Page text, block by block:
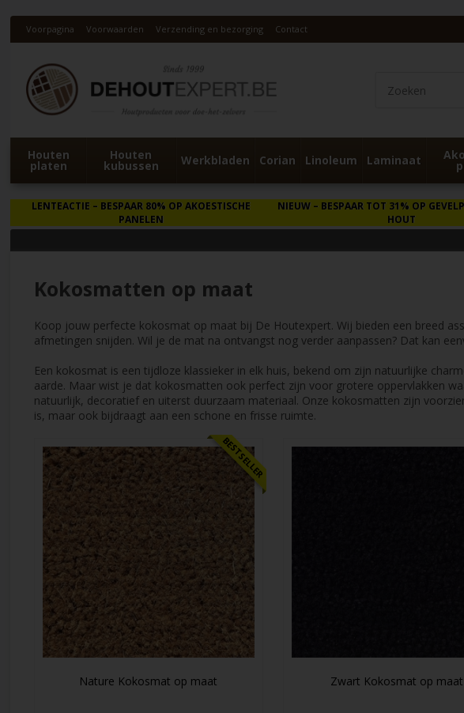
Voorpagina Voorwaarden Verzending en bezorging Contact
Houten
platen
Houten
kubussen Werkbladen Corian Linoleum Laminaat
LENTEACTIE– BESPAAR 80% OP AKOESTISCHE
PANELEN
NIEUW– BESPAAR TOT 31% OP
HOUT
Kokosmatten op maat
Koop jouw perfecte kokosmat op maat bij De Houtexpert. Wij bieden een breed
afmetingen snijden. Wil je de mat na ontvangst nog verder aanpassen? Dat kan
Een kokosmat is een tijdloze klassieker in elk huis, bekend om zijn natuurlijke
aarde. Maar wist je dat kokosmatten ook perfect zijn voor grotere oppervlakken
natuurlijk, decoratief en uiterst duurzaam materiaal. Onze kokosmatten zijn
is, maar ook bijdraagt aan een schone en frisse ruimte.
Nature Kokosmat op maat
BESTSELLER
Zwart Kokosmat op maat